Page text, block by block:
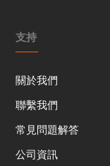
支持
關於我們
聯繫我們
常見問題解答
公司資訊